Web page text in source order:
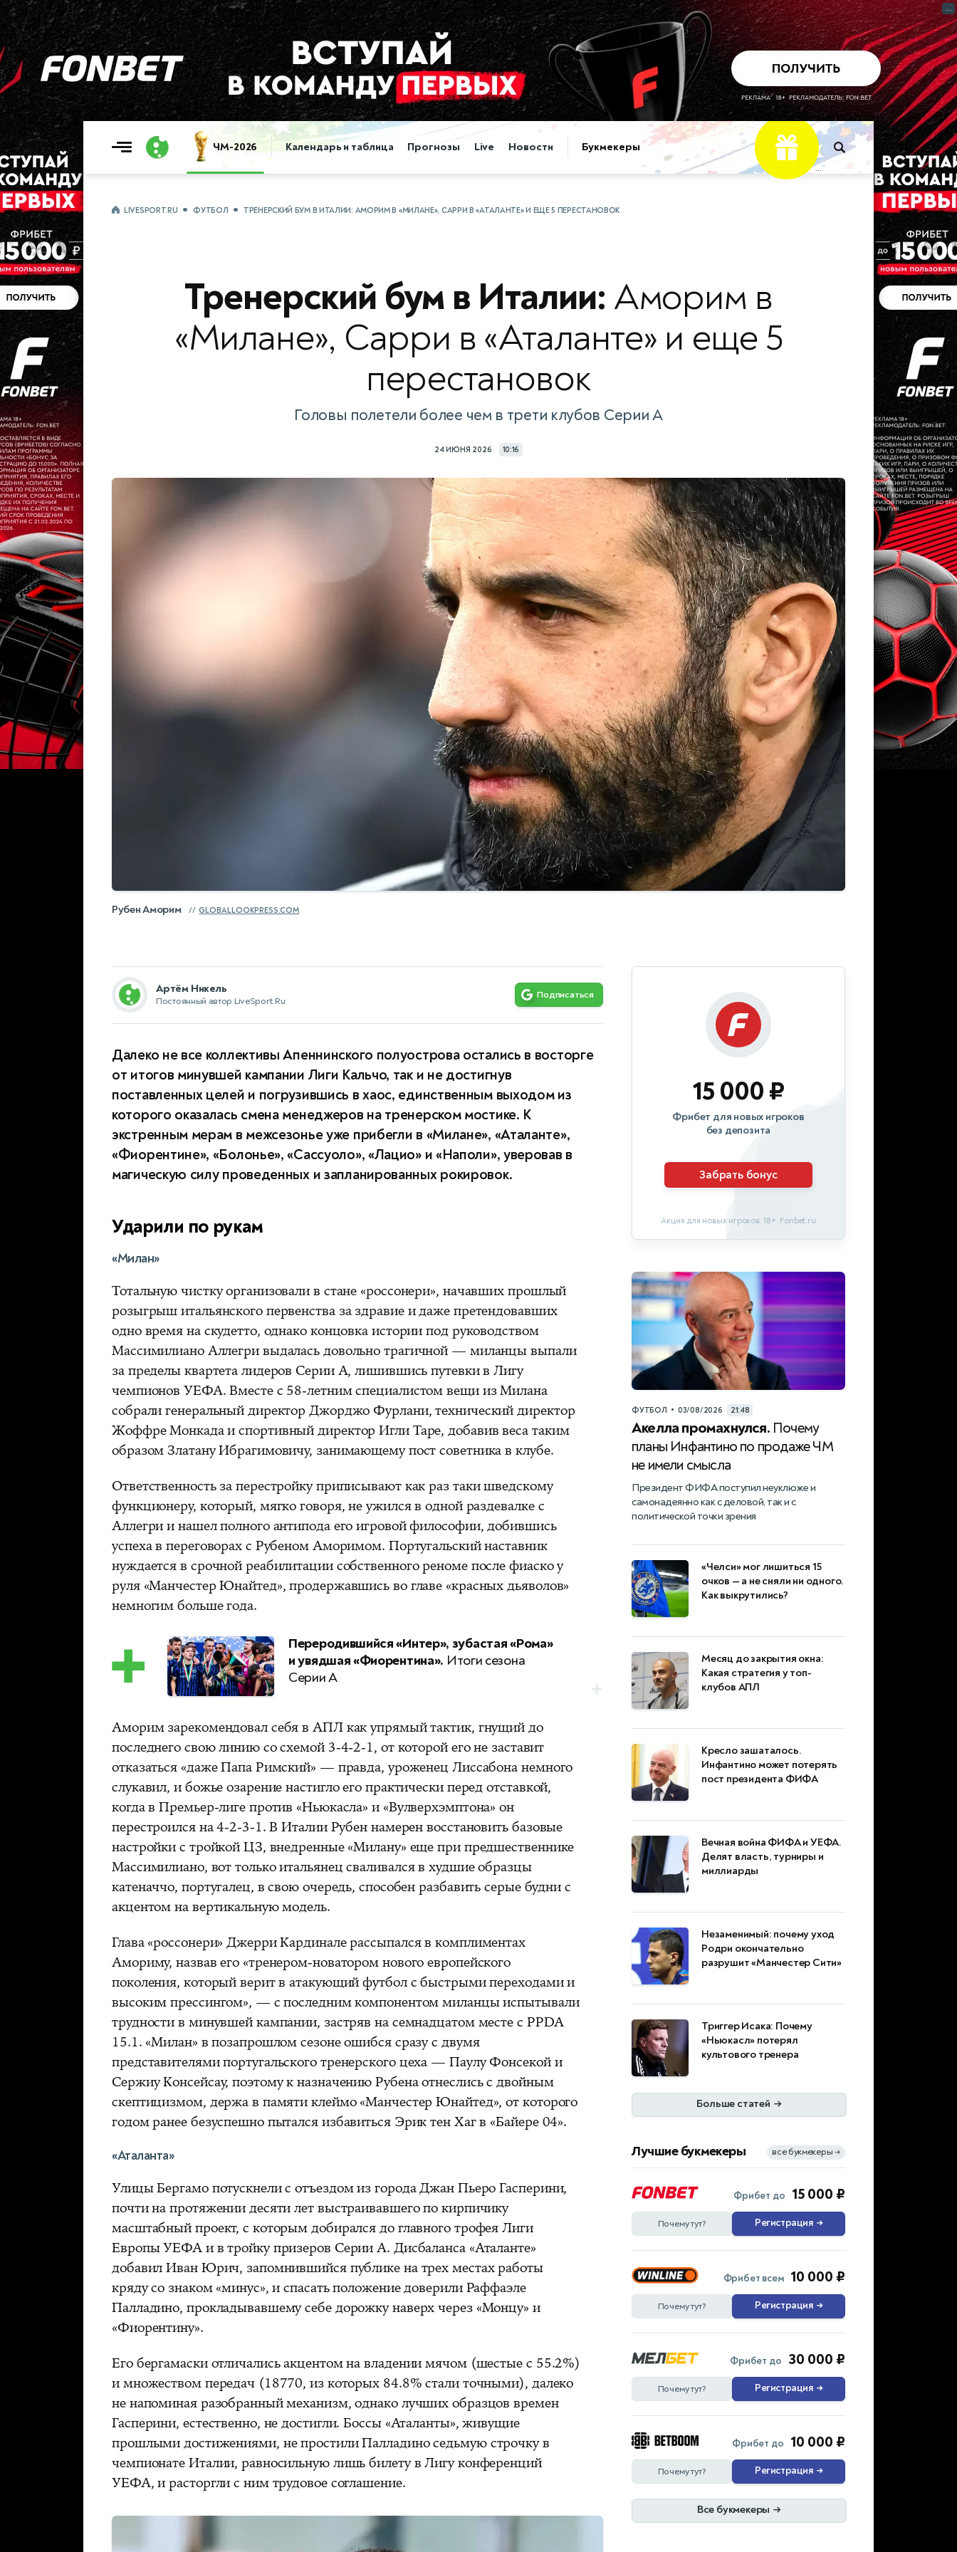
ЧМ-2026 Календарь и таблица Прогнозы Live Новости Букмекеры
...
LIVESPORT.RU ФУТБОЛ ТРЕНЕРСКИЙ БУМ В ИТАЛИИ: АМОРИМ В «МИЛАНЕ», САРРИ В «АТАЛАНТЕ» И ЕЩЕ 5 ПЕРЕСТАНОВОК
Тренерский бум в Италии: Аморим в
«Милане», Сарри в «Аталанте» и еще 5
перестановок
Головы полетели более чем в трети клубов Серии А
24 ИЮНЯ 2026 10:16
Рубен Аморим GLOBALLOOKPRESS.COM
Артём Никель
Постоянный автор LiveSport.Ru
Подписаться
Далеко не все коллективы Апеннинского полуострова остались в восторге
от итогов минувшей кампании Лиги Кальчо, так и не достигнув
поставленных целей и погрузившись в хаос, единственным выходом из
которого оказалась смена менеджеров на тренерском мостике. К
экстренным мерам в межсезонье уже прибегли в «Милане», «Аталанте»,
«Фиорентине», «Болонье», «Сассуоло», «Лацио» и «Наполи», уверовав в
магическую силу проведенных и запланированных рокировок.
Ударили по рукам
«Милан»
Тотальную чистку организовали в стане «россонери», начавших прошлый
розыгрыш итальянского первенства за здравие и даже претендовавших
одно время на скудетто, однако концовка истории под руководством
Массимилиано Аллегри выдалась довольно трагичной — миланцы выпали
за пределы квартета лидеров Серии А, лишившись путевки в Лигу
чемпионов УЕФА. Вместе с 58-летним специалистом вещи из Милана
собрали генеральный директор Джорджо Фурлани, технический директор
Жоффре Монкада и спортивный директор Игли Таре, добавив веса таким
образом Златану Ибрагимовичу, занимающему пост советника в клубе.
Ответственность за перестройку приписывают как раз таки шведскому
функционеру, который, мягко говоря, не ужился в одной раздевалке с
Аллегри и нашел полного антипода его игровой философии, добившись
успеха в переговорах с Рубеном Аморимом. Португальский наставник
нуждается в срочной реабилитации собственного реноме после фиаско у
руля «Манчестер Юнайтед», продержавшись во главе «красных дьяволов»
немногим больше года.
Переродившийся «Интер», зубастая «Рома»
и увядшая «Фиорентина». Итоги сезона
Серии А
Аморим зарекомендовал себя в АПЛ как упрямый тактик, гнущий до
последнего свою линию со схемой 3-4-2-1, от которой его не заставит
отказаться «даже Папа Римский» — правда, уроженец Лиссабона немного
слукавил, и божье озарение настигло его практически перед отставкой,
когда в Премьер-лиге против «Ньюкасла» и «Вулверхэмптона» он
перестроился на 4-2-3-1. В Италии Рубен намерен восстановить базовые
настройки с тройкой ЦЗ, внедренные «Милану» еще при предшественнике
Массимилиано, вот только итальянец сваливался в худшие образцы
катеначчо, португалец, в свою очередь, способен разбавить серые будни с
акцентом на вертикальную модель.
Глава «россонери» Джерри Кардинале рассыпался в комплиментах
Амориму, назвав его «тренером-новатором нового европейского
поколения, который верит в атакующий футбол с быстрыми переходами и
высоким прессингом», — с последним компонентом миланцы испытывали
трудности в минувшей кампании, застряв на семнадцатом месте с PPDA
15.1. «Милан» в позапрошлом сезоне ошибся сразу с двумя
представителями португальского тренерского цеха — Паулу Фонсекой и
Сержиу Консейсау, поэтому к назначению Рубена отнеслись с двойным
скептицизмом, держа в памяти клеймо «Манчестер Юнайтед», от которого
годом ранее безуспешно пытался избавиться Эрик тен Хаг в «Байере 04».
«Аталанта»
Улицы Бергамо потускнели с отъездом из города Джан Пьеро Гасперини,
почти на протяжении десяти лет выстраивавшего по кирпичику
масштабный проект, с которым добирался до главного трофея Лиги
Европы УЕФА и в тройку призеров Серии А. Дисбаланса «Аталанте»
добавил Иван Юрич, запомнившийся публике на трех местах работы
кряду со знаком «минус», и спасать положение доверили Раффаэле
Палладино, прокладывавшему себе дорожку наверх через «Монцу» и
«Фиорентину».
Его бергамаски отличались акцентом на владении мячом (шестые с 55.2%)
и множеством передач (18770, из которых 84.8% стали точными), далеко
не напоминая разобранный механизм, однако лучших образцов времен
Гасперини, естественно, не достигли. Боссы «Аталанты», живущие
прошлыми достижениями, не простили Палладино седьмую строчку в
чемпионате Италии, равносильную лишь билету в Лигу конференций
УЕФА, и расторгли с ним трудовое соглашение.
15 000 ₽
Фрибет для новых игроков
без депозита
Забрать бонус
Акция для новых игроков. 18+. Fonbet.ru
ФУТБОЛ • 03/08/2026 21:48
Акелла промахнулся.Почему
планы Инфантино по продаже ЧМ
не имели смысла
Президент ФИФА поступил неуклюже и
самонадеянно как с деловой, так и с
политической точки зрения
«Челси» мог лишиться 15
очков — а не сняли ни одного.
Как выкрутились?
Месяц до закрытия окна:
Какая стратегия у топ-
клубов АПЛ
Кресло зашаталось.
Инфантино может потерять
пост президента ФИФА
Вечная война ФИФА и УЕФА.
Делят власть, турниры и
миллиарды
Незаменимый: почему уход
Родри окончательно
разрушит «Манчестер Сити»
Триггер Исака: Почему
«Ньюкасл» потерял
культового тренера
Больше статей →
Лучшие букмекеры все букмекеры →
Фрибет до 15 000 ₽
Почему тут? Регистрация →
Фрибет всем 10 000 ₽
Почему тут? Регистрация →
Фрибет до 30 000 ₽
Почему тут? Регистрация →
Фрибет до 10 000 ₽
Почему тут? Регистрация →
Все букмекеры →
...